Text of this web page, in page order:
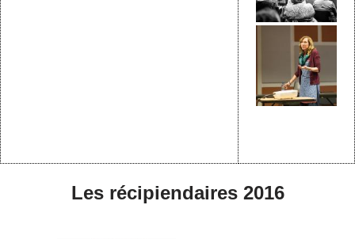
Les récipiendaires 2016